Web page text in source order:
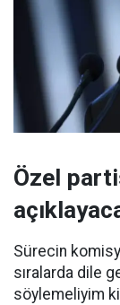
Özel
Sürecin
sıralarda dile
söylemeliyim